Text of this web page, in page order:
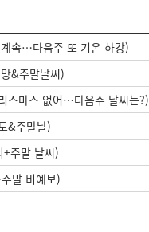
속…다음주 또 기온 하강)
&주말날씨)
스마스 없어…다음주 날씨는?)
&주말날)
+주말 날씨)
말 비예보)